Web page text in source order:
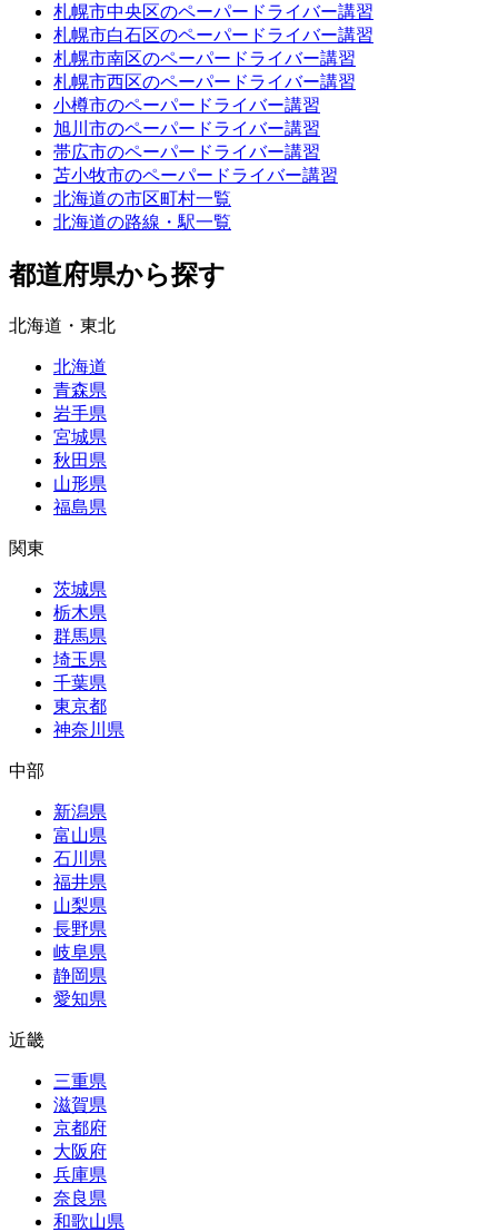
札幌市中央区のペーパードライバー講習
札幌市白石区のペーパードライバー講習
札幌市南区のペーパードライバー講習
札幌市西区のペーパードライバー講習
小樽市のペーパードライバー講習
旭川市のペーパードライバー講習
帯広市のペーパードライバー講習
苫小牧市のペーパードライバー講習
北海道の市区町村一覧
北海道の路線・駅一覧
都道府県から探す
北海道・東北
北海道
青森県
岩手県
宮城県
秋田県
山形県
福島県
関東
茨城県
栃木県
群馬県
埼玉県
千葉県
東京都
神奈川県
中部
新潟県
富山県
石川県
福井県
山梨県
長野県
岐阜県
静岡県
愛知県
近畿
三重県
滋賀県
京都府
大阪府
兵庫県
奈良県
和歌山県